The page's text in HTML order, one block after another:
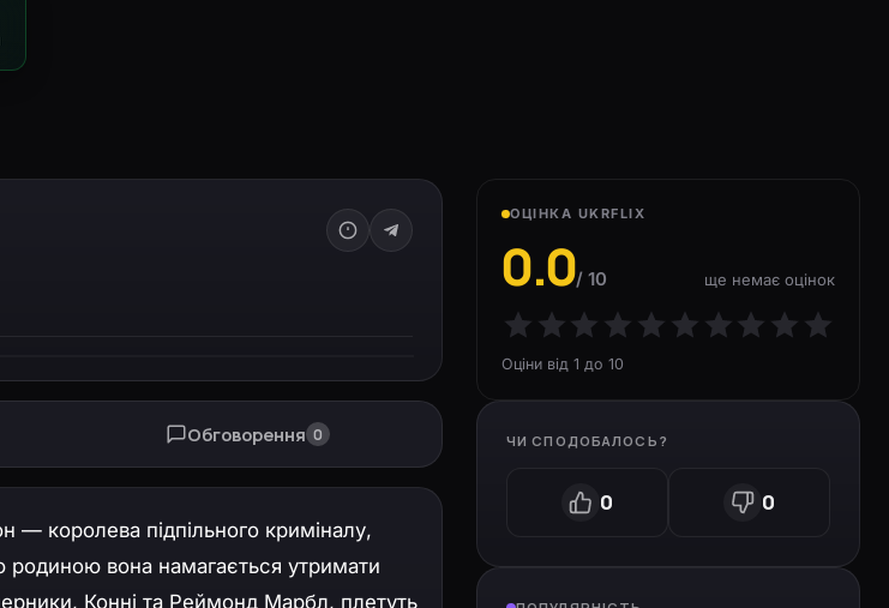
Обговорення 0
— королева підпільного криміналу,
родиною вона намагається утримати
Конні та Реймонд Марбл, плетуть
ОЦІНКА UKRFLIX
0.0/ 10 ще немає оцінок
Оціни від 1 до 10
ЧИ СПОДОБАЛОСЬ?
0 0